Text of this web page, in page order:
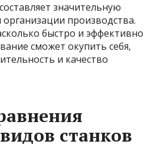
значительную
производства.
быстро и эффективно
сможет окупить себя,
и качество
станков